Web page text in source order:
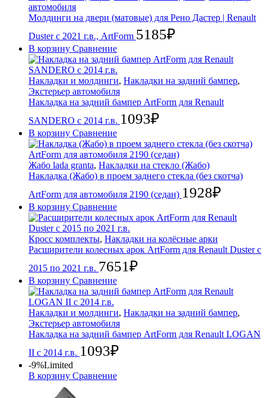
автомобиля
Молдинги на двери (матовые) для Рено Дастер | Renault
Duster с 2021 г.в., ArtForm 5185₽
В корзину Сравнение
Накладки и молдинги, Накладки на задний бампер,
Экстерьер автомобиля
Накладка на задний бампер ArtForm для Renault
SANDERO с 2014 г.в. 1093₽
В корзину Сравнение
Жабо lada granta, Накладки на стекло (Жабо)
Накладка (Жабо) в проем заднего стекла (без скотча)
ArtForm для автомобиля 2190 (cедан) 1928₽
В корзину Сравнение
Кросс комплекты, Накладки на колёсные арки
Расширители колесных арок ArtForm для Renault Duster с
2015 по 2021 г.в. 7651₽
В корзину Сравнение
Накладки и молдинги, Накладки на задний бампер,
Экстерьер автомобиля
Накладка на задний бампер ArtForm для Renault LOGAN
II с 2014 г.в. 1093₽
-9%Limited
В корзину Сравнение